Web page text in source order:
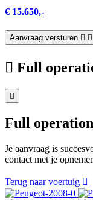
€ 15.650,-
Aanvraag versturen
Full
Full
Je aanvraag is
contact met je
Terug naar voertuig